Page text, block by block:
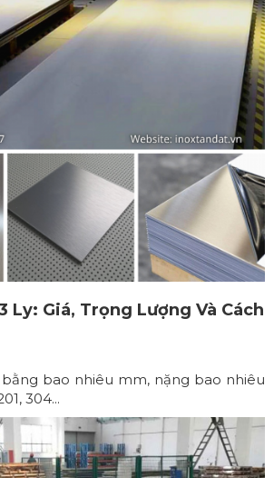
Ly: Giá, Trọng Lượng Và Cách
bao nhiêu mm, nặng bao nhiêu
304...